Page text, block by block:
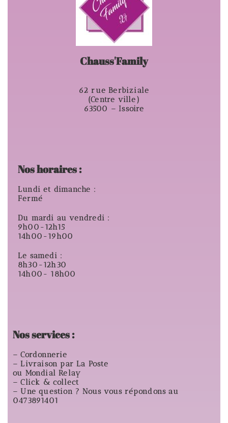
Chauss'Family
62 rue Berbiziale
(Centre ville)
63500 – Issoire
Nos horaires :
Lundi et dimanche :
Fermé
Du mardi au vendredi :
9h00-12h15
14h00-19h00
Le samedi :
8h30-12h30
14h00- 18h00
Nos services :
– Cordonnerie
– Livraison par La Poste
ou Mondial Relay
– Click & collect
– Une question ? Nous vous répondons au
0473891401